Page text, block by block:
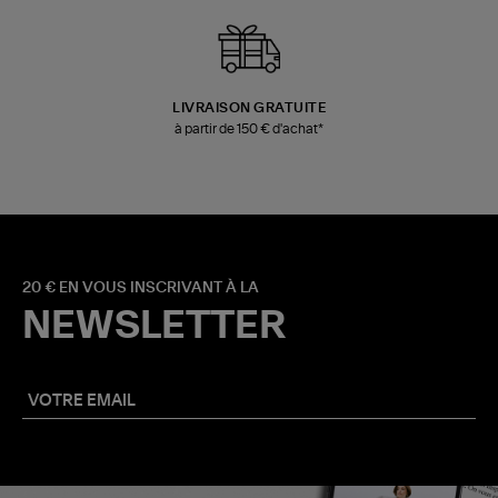
LIVRAISON GRATUITE
à partir de 150 € d'achat*
20 € EN VOUS INSCRIVANT À LA
NEWSLETTER